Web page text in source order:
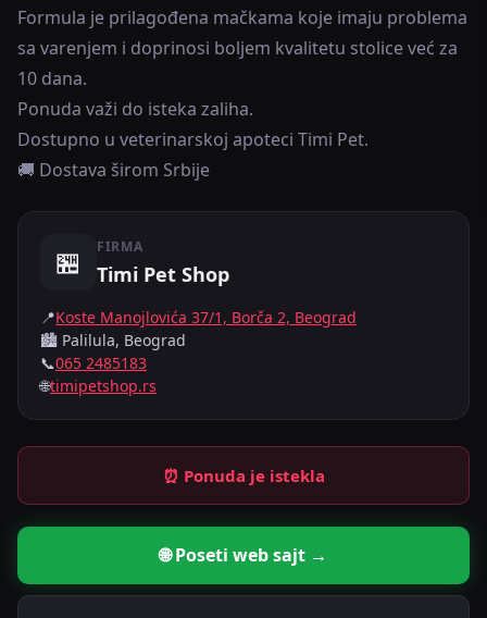
Formula je prilagođena mačkama koje imaju problema
sa varenjem i doprinosi boljem kvalitetu stolice već za
10 dana.
Ponuda važi do isteka zaliha.
Dostupno u veterinarskoj apoteci Timi Pet.
🚚 Dostava širom Srbije
🏪 FIRMA
Timi Pet Shop
📍Koste Manojlovića 37/1, Borča 2, Beograd
🏙️ Palilula, Beograd
📞065 2485183
🌐timipetshop.rs
⏰ Ponuda je istekla
🌐 Poseti web sajt →